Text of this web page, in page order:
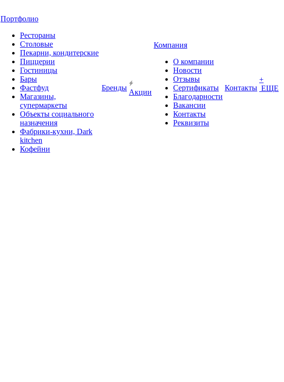
Портфолио
Рестораны
Столовые
Пекарни, кондитерские
Пиццерии
Гостиницы
Бары
Фастфуд
Магазины,
супермаркеты
Объекты социального
назначения
Фабрики-кухни, Dark
kitchen
Кофейни
Бренды
Акции
Компания
О компании
Новости
Отзывы
Сертификаты
Благодарности
Вакансии
Контакты
Реквизиты
Контакты
+
ЕЩЕ